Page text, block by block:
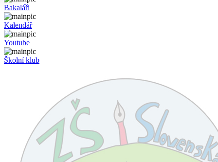
Bakaláři
Kalendář
Youtube
Školní klub